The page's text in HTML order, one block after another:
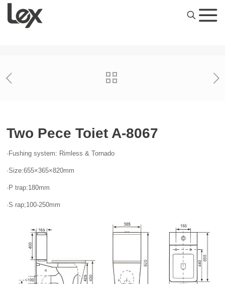
Two Pece Toiet A-8067
·Fushing system: Rimless & Tornado
·Size:655×365×820mm
·P trap:180mm
·S rap;100-250mm